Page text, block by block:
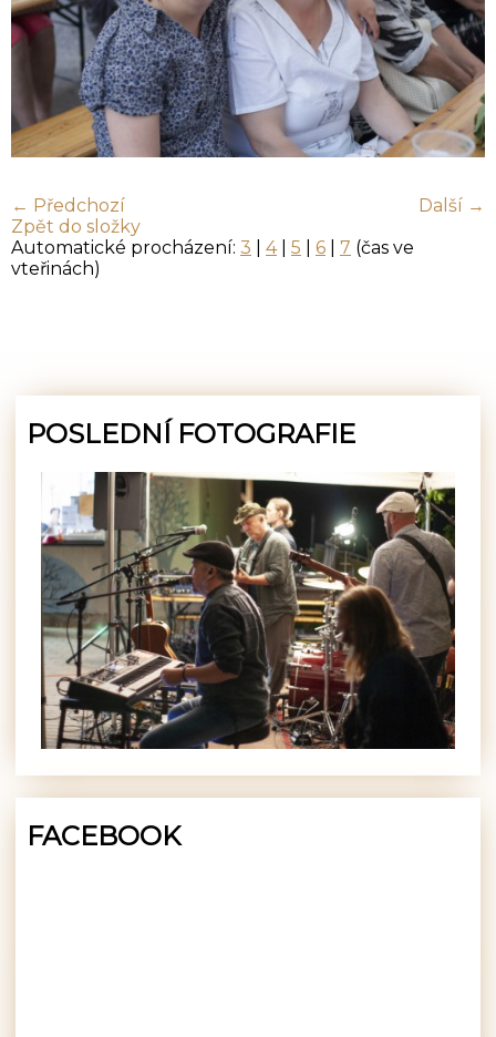
← Předchozí
Další →
Zpět do složky
Automatické procházení: 3 4| 5 6 7 (čas ve
vteřinách)
POSLEDNÍ FOTOGRAFIE
FACEBOOK